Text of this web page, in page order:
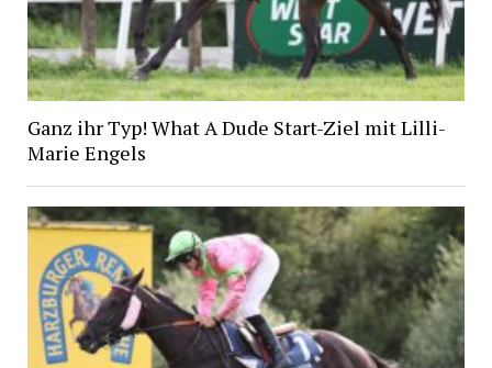
Ganz ihr Typ! What A Dude Start-Ziel mit Lilli-
Marie Engels